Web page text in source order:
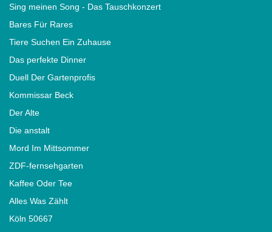
Sing meinen Song - Das Tauschkonzert
Bares Für Rares
Tiere Suchen Ein Zuhause
Das perfekte Dinner
Duell Der Gartenprofis
Kommissar Beck
Der Alte
Die anstalt
Mord Im Mittsommer
ZDF-fernsehgarten
Kaffee Oder Tee
Alles Was Zählt
Köln 50667